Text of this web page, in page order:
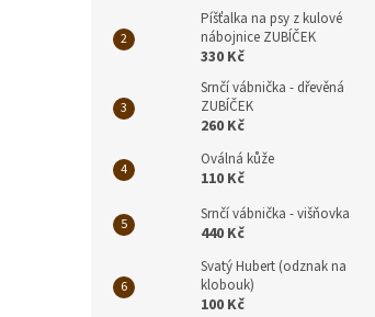
Píšťalka na psy z kulové
nábojnice ZUBÍČEK
330 Kč
Srnčí vábnička - dřevěná
ZUBÍČEK
260 Kč
Oválná kůže
110 Kč
Srnčí vábnička - višňovka
440 Kč
Svatý Hubert (odznak na
klobouk)
100 Kč